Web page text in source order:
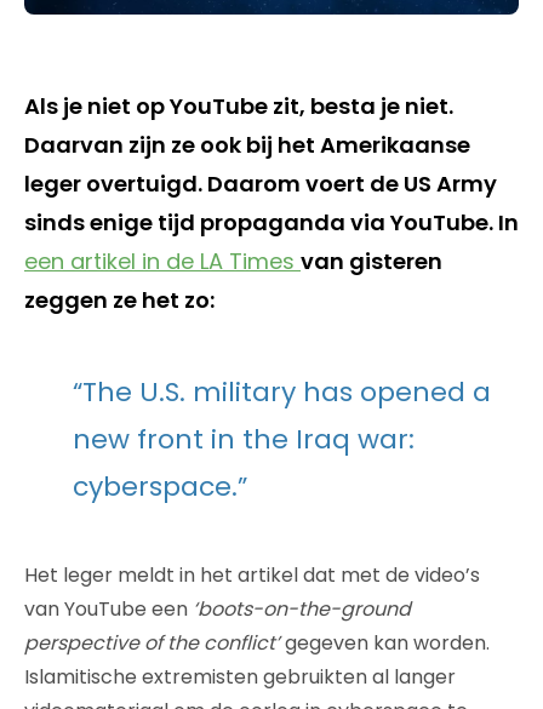
Als je niet op YouTube zit, besta je niet.
Daarvan zijn ze ook bij het Amerikaanse
leger overtuigd. Daarom voert de US Army
sinds enige tijd propaganda via YouTube. In
een artikel in de LA Times van gisteren
zeggen ze het zo:
“The U.S. military has opened a
new front in the Iraq war:
cyberspace.”
Het leger meldt in het artikel dat met de video’s
van YouTube een ‘boots-on-the-ground
perspective of the conflict’gegeven kan worden.
Islamitische extremisten gebruikten al langer